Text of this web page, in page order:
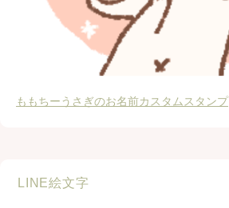
ももちーうさぎのお名前カスタムスタンプ
LINE絵文字